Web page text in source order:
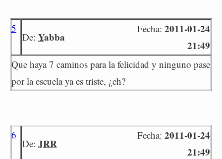
5
De: Yabba
Fecha: 2011-01-24
21:49
Que haya 7 caminos para la felicidad y ninguno pase
por la escuela ya es triste, ¿eh?
6
De: JRR
Fecha: 2011-01-24
21:49